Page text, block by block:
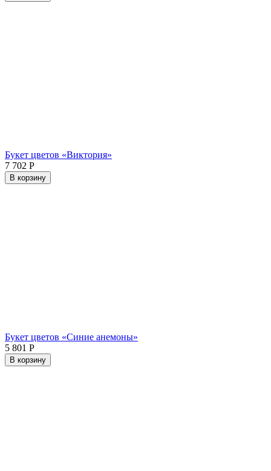
Букет цветов «Виктория»
7 702 Р
В корзину
Букет цветов «Синие анемоны»
5 801 Р
В корзину